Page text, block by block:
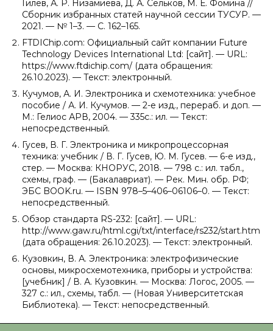
Гилев, А. Р. Низамиева, Д. А. Сельков, М. Е. Фомина //
Сборник избранных статей научной сессии ТУСУР. —
2021. — № 1–3. — С. 162–165.
FTDIChip.com: Официальный сайт компании Future
Technology Devices International Ltd: [сайт]. — URL:
https://www.ftdichip.com/ (дата обращения:
26.10.2023). — Текст: электронный.
Кучумов, А. И. Электроника и схемотехника: учебное
пособие / А. И. Кучумов. — 2-е изд., перераб. и доп. —
М.: Гелиос АРВ, 2004. — 335с.: ил. — Текст:
непосредственный.
Гусев, В. Г. Электроника и микропроцессорная
техника: учебник / В. Г. Гусев, Ю. М. Гусев. — 6-е изд.,
стер. — Москва: КНОРУС, 2018. — 798 с.: ил. табл.,
схемы, граф. — (Бакалавриат). — Рек. Мин. обр. РФ;
ЭБС BOOK.ru. — ISBN 978–5–406–06106–0. — Текст:
непосредственный.
Обзор стандарта RS-232: [сайт]. — URL:
http://www.gaw.ru/html.cgi/txt/interface/rs232/start.htm
(дата обращения: 26.10.2023). — Текст: электронный.
Кузовкин, В. А. Электроника: электрофизические
основы, микросхемотехника, приборы и устройства:
[учебник] / В. А. Кузовкин. — Москва: Логос, 2005. —
327 с.: ил., схемы, табл. — (Новая Университетская
Библиотека). — Текст: непосредственный.